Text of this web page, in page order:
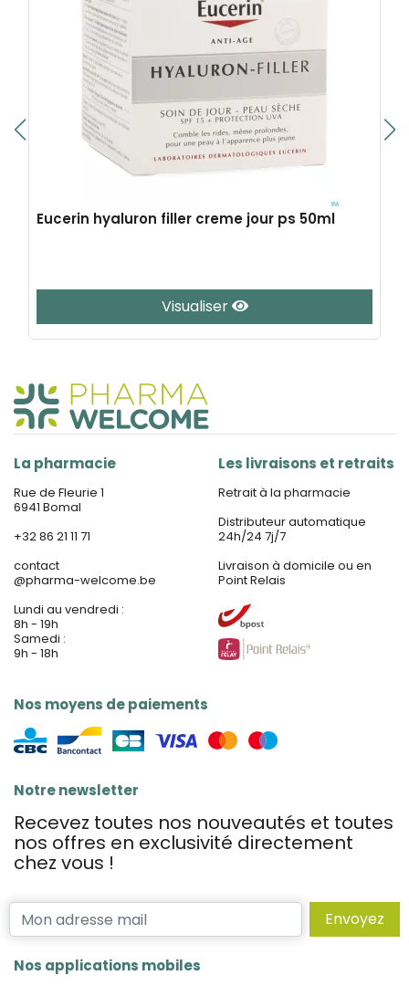
Eucerin hyaluron filler creme jour ps 50ml
Visualiser
La pharmacie
Rue de Fleurie 1
6941 Bomal
+32 86 21 11 71
contact
@pharma-welcome.be
Lundi au vendredi :
8h - 19h
Samedi :
9h - 18h
Nos moyens de paiements
Les livraisons et retraits
Retrait à la pharmacie
Distributeur automatique
24h/24 7j/7
Livraison à domicile ou en
Point Relais
Notre newsletter
Recevez toutes nos nouveautés et toutes
nos offres en exclusivité directement
chez vous !
Envoyez
Nos applications mobiles